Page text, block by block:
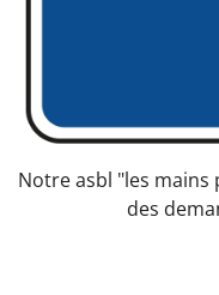
Notre asbl "les
des